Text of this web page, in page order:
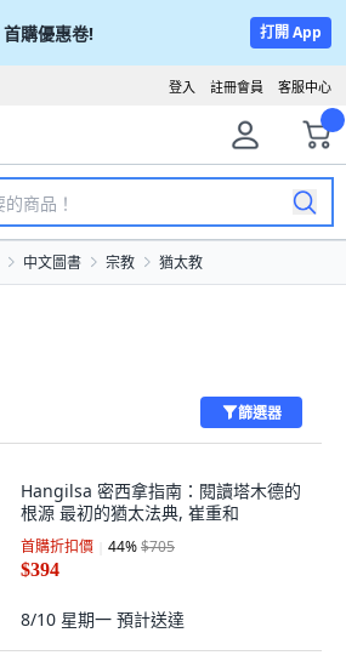
首購優惠卷! 打開 App
客服中心
註冊會員
登入
中文圖書 宗教 猶太教
篩選器
Hangilsa 密西拿指南：閱讀塔木德的
根源 最初的猶太法典, 崔重和
首購折扣價 44%$705
$394
8/10 星期一 預計送達